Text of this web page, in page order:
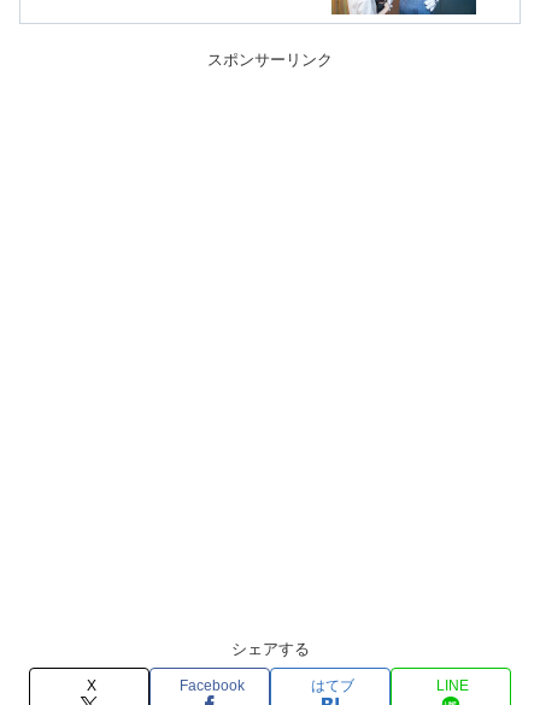
スポンサーリンク
シェアする
X Facebook はてブ LINE